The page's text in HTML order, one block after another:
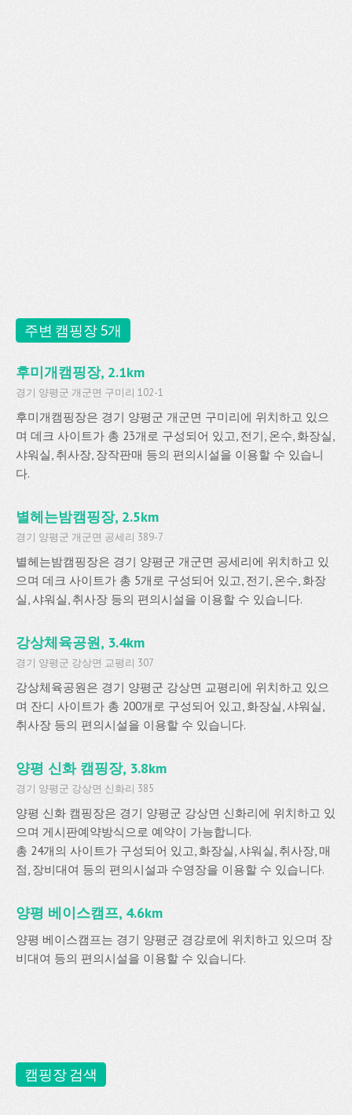
주변 캠핑장 5개
후미개캠핑장, 2.1km
경기 양평군 개군면 구미리 102-1
후미개캠핑장은 경기 양평군 개군면 구미리에 위치하고 있으
며 데크 사이트가 총 23개로 구성되어 있고, 전기, 온수, 화장실,
샤워실, 취사장, 장작판매 등의 편의시설을 이용할 수 있습니
다.
별헤는밤캠핑장, 2.5km
경기 양평군 개군면 공세리 389-7
별헤는밤캠핑장은 경기 양평군 개군면 공세리에 위치하고 있
으며 데크 사이트가 총 5개로 구성되어 있고, 전기, 온수, 화장
실, 샤워실, 취사장 등의 편의시설을 이용할 수 있습니다.
강상체육공원, 3.4km
경기 양평군 강상면 교평리 307
강상체육공원은 경기 양평군 강상면 교평리에 위치하고 있으
며 잔디 사이트가 총 200개로 구성되어 있고, 화장실, 샤워실,
취사장 등의 편의시설을 이용할 수 있습니다.
양평 신화 캠핑장, 3.8km
경기 양평군 강상면 신화리 385
양평 신화 캠핑장은 경기 양평군 강상면 신화리에 위치하고 있
으며 게시판예약방식으로 예약이 가능합니다.
총 24개의 사이트가 구성되어 있고, 화장실, 샤워실, 취사장, 매
점, 장비대여 등의 편의시설과 수영장을 이용할 수 있습니다.
양평 베이스캠프, 4.6km
양평 베이스캠프는 경기 양평군 경강로에 위치하고 있으며 장
비대여 등의 편의시설을 이용할 수 있습니다.
캠핑장 검색